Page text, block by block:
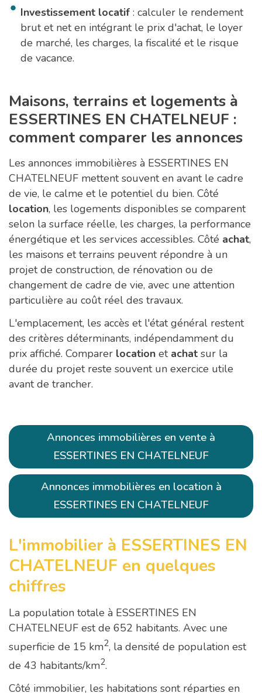
Investissement locatif : calculer le rendement
brut et net en intégrant le prix d'achat, le loyer
de marché, les charges, la fiscalité et le risque
de vacance.
Maisons, terrains et logements à
ESSERTINES EN CHATELNEUF :
comment comparer les annonces
Les annonces immobilières à ESSERTINES EN
CHATELNEUF mettent souvent en avant le cadre
de vie, le calme et le potentiel du bien. Côté
location, les logements disponibles se comparent
selon la surface réelle, les charges, la performance
énergétique et les services accessibles. Côté achat,
les maisons et terrains peuvent répondre à un
projet de construction, de rénovation ou de
changement de cadre de vie, avec une attention
particulière au coût réel des travaux.
L'emplacement, les accès et l'état général restent
des critères déterminants, indépendamment du
prix affiché. Comparer location et achat sur la
durée du projet reste souvent un exercice utile
avant de trancher.
Annonces immobilières en vente à
ESSERTINES EN CHATELNEUF
Annonces immobilières en location à
ESSERTINES EN CHATELNEUF
L'immobilier à ESSERTINES EN
CHATELNEUF en quelques
chiffres
La population totale à ESSERTINES EN
CHATELNEUF est de 652 habitants. Avec une
superficie de 15 km2, la densité de population est
de 43 habitants/km2.
Côté immobilier, les habitations sont réparties en